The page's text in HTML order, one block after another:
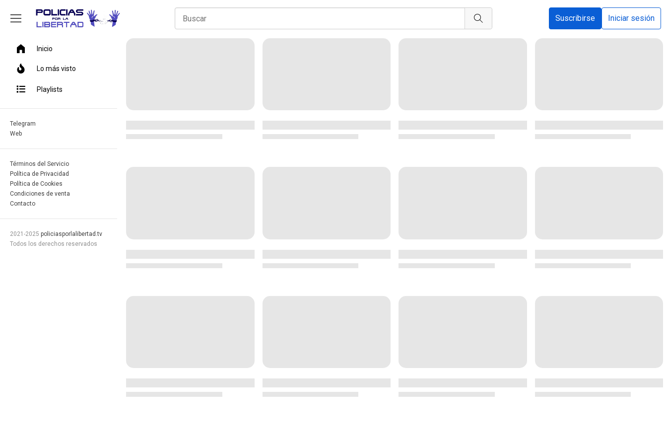
Suscribirse Iniciar sesión
Inicio
Lo más visto
Playlists
Telegram
Web
Términos del Servicio
Política de Privacidad
Política de Cookies
Condiciones de venta
Contacto
2021-2025 policiasporlalibertad.tv
Todos los derechos reservados